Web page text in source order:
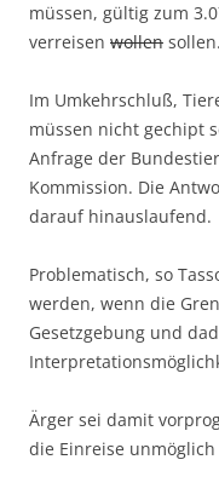
müssen, gültig zum
verreisen wollen sollen.
Im Umkehrschluß,
müssen nicht gechipt
Anfrage der
Kommission. Die
darauf hinauslaufend.
Problematisch, so
werden, wenn die
Gesetzgebung und
Ärger sei damit
die Einreise unmöglich